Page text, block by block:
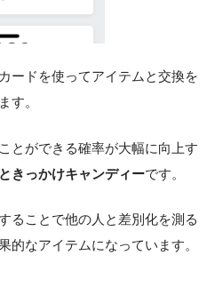
ードを使ってアイテムと交換を
す。
とができる確率が大幅に向上す
きっかけキャンディーです。
ることで他の人と差別化を測る
的なアイテムになっています。